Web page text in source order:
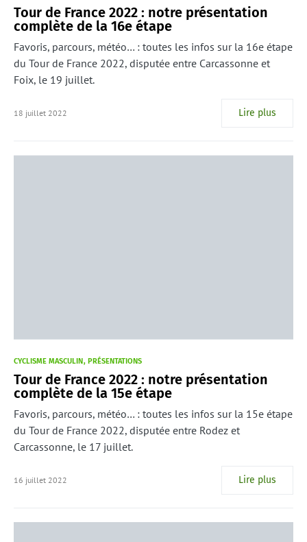
Tour de France 2022 : notre présentation
complète de la 16e étape
Favoris, parcours, météo… : toutes les infos sur la 16e étape
du Tour de France 2022, disputée entre Carcassonne et
Foix, le 19 juillet.
18 juillet 2022 Lire plus
CYCLISME MASCULIN PRÉSENTATIONS
Tour de France 2022 : notre présentation
complète de la 15e étape
Favoris, parcours, météo… : toutes les infos sur la 15e étape
du Tour de France 2022, disputée entre Rodez et
Carcassonne, le 17 juillet.
16 juillet 2022 Lire plus